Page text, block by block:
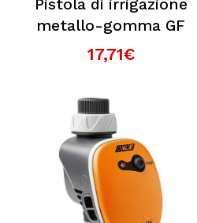
Pistola di irrigazione
metallo-gomma GF
17,71€